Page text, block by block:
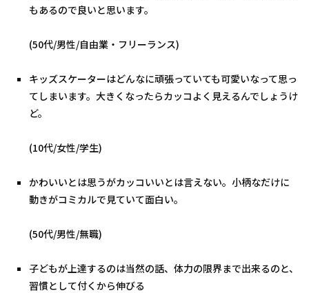
もあるので良いと思います。
(50代/男性/自由業・フリーランス)
キッズスケーターはどんなに頑張っていても可愛いなって思っ
てしまいます。大きくなったらカッコよく見えるんでしょうけ
ど。
(10代/女性/学生)
かわいいとは思うがカッコいいとは言えない。小柄なだけに
動きがコミカルで見ていて面白い。
(50代/男性/無職)
子どもが上達するのは当然の話、体力の限界まで出来るのと、
習慣として付くから伸びる